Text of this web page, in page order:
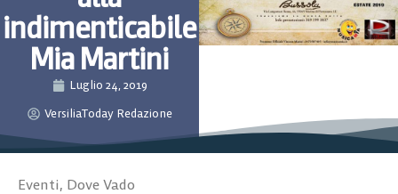
indimenticabile
Mia Martini
Luglio 24, 2019
VersiliaToday Redazione
Eventi, Dove Vado